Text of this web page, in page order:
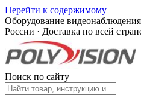
Перейти к содержимому
Оборудование
России · Доставка по всей
Поиск по сайту